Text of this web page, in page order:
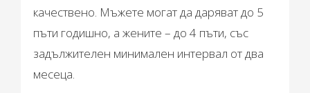
качествено. Мъжете могат да даряват до 5
пъти годишно, а жените – до 4 пъти, със
задължителен минимален интервал от два
месеца.